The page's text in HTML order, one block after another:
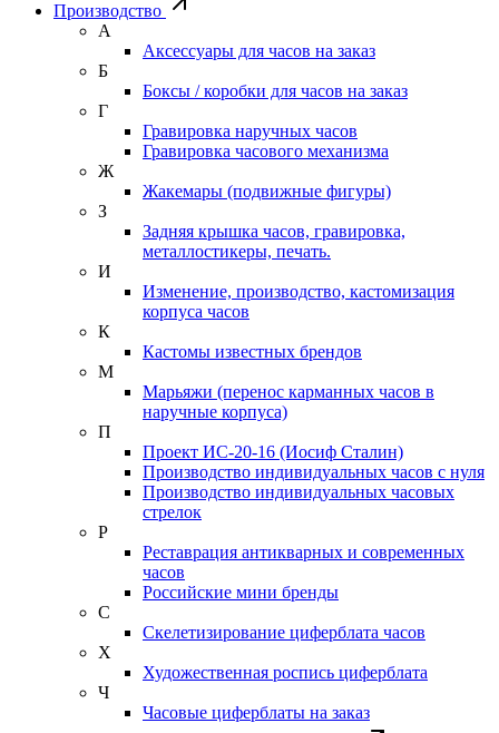
Производство
А
Аксессуары для часов на заказ
Б
Боксы / коробки для часов на заказ
Г
Гравировка наручных часов
Гравировка часового механизма
Ж
Жакемары (подвижные фигуры)
З
Задняя крышка часов, гравировка,
металлостикеры, печать.
И
Изменение, производство, кастомизация
корпуса часов
К
Кастомы известных брендов
М
Марьяжи (перенос карманных часов в
наручные корпуса)
П
Проект ИС-20-16 (Иосиф Сталин)
Производство индивидуальных часов с нуля
Производство индивидуальных часовых
стрелок
Р
Реставрация антикварных и современных
часов
Российские мини бренды
С
Скелетизирование циферблата часов
Х
Художественная роспись циферблата
Ч
Часовые циферблаты на заказ